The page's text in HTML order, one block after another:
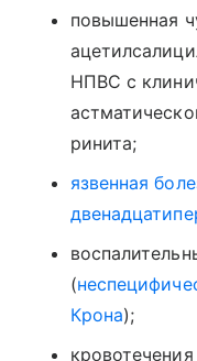
повышенная
НПВС с
ринита;
язвенная
(
Крона);